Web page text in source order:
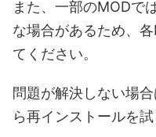
また、一部のMODで
な場合があるため、
てください。
問題が解決しない場
ら再インストールを試